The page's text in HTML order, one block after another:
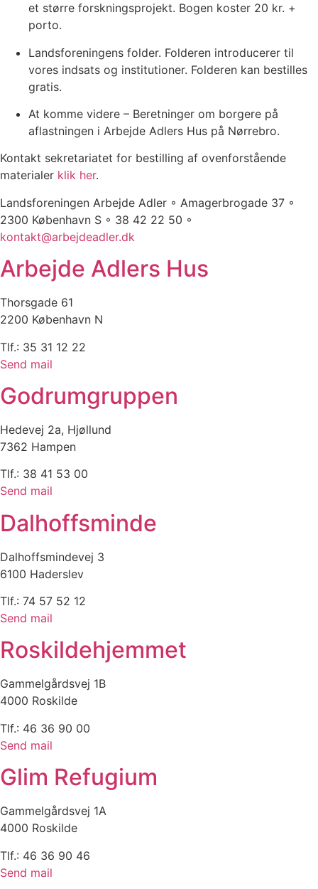
et større forskningsprojekt. Bogen koster 20 kr. +
porto.
Landsforeningens folder. Folderen introducerer til
vores indsats og institutioner. Folderen kan bestilles
gratis.
At komme videre – Beretninger om borgere på
aflastningen i Arbejde Adlers Hus på Nørrebro.
Kontakt sekretariatet for bestilling af ovenforstående
materialer klik her.
Landsforeningen Arbejde Adler ◦ Amagerbrogade 37 ◦
2300 København S ◦ 38 42 22 50 ◦
kontakt@arbejdeadler.dk
Arbejde Adlers Hus
Thorsgade 61
2200 København N
Tlf.: 35 31 12 22
Send mail
Godrumgruppen
Hedevej 2a, Hjøllund
7362 Hampen
Tlf.: 38 41 53 00
Send mail
Dalhoffsminde
Dalhoffsmindevej 3
6100 Haderslev
Tlf.: 74 57 52 12
Send mail
Roskildehjemmet
Gammelgårdsvej 1B
4000 Roskilde
Tlf.: 46 36 90 00
Send mail
Glim Refugium
Gammelgårdsvej 1A
4000 Roskilde
Tlf.: 46 36 90 46
Send mail